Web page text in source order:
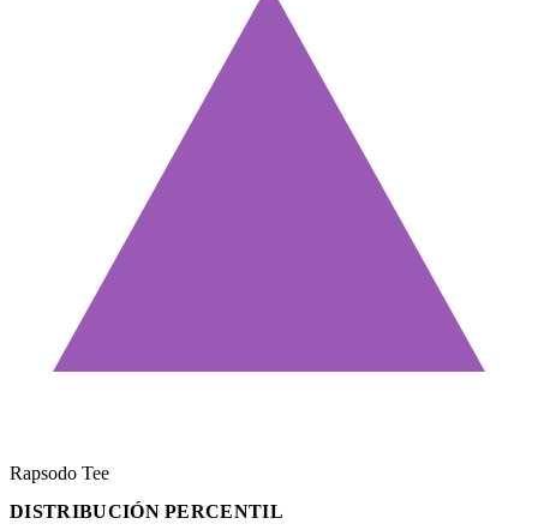
Rapsodo Tee
DISTRIBUCIÓN PERCENTIL